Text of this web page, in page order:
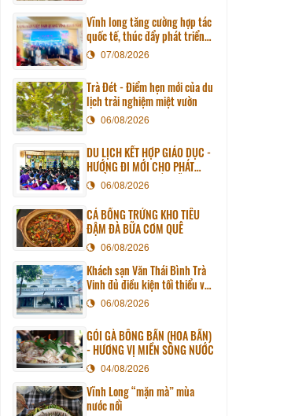
Vĩnh long tăng cường hợp tác
quốc tế, thúc đẩy phát triển
du lịch qua chương trình làm
việc với đoàn công tác huyện
Sunchang (Hàn quốc)
07/08/2026
Trà Đét - Điểm hẹn mới của du
lịch trải nghiệm miệt vườn
06/08/2026
DU LỊCH KẾT HỢP GIÁO DỤC -
HƯỚNG ĐI MỚI CHO PHÁT
TRIỂN DU LỊCH BỀN VỮNG
06/08/2026
CÁ BỐNG TRỨNG KHO TIÊU
ĐẬM ĐÀ BỮA CƠM QUÊ
06/08/2026
Khách sạn Văn Thái Bình Trà
Vinh đủ điều kiện tối thiểu về
cơ sở vật chất kỹ thuật và
dịch vụ của cơ sở lưu trú du
lịch
06/08/2026
GỎI GÀ BÔNG BẦN (HOA BẦN)
- HƯƠNG VỊ MIỀN SÔNG NƯỚC
04/08/2026
Vĩnh Long “mặn mà” mùa
nước nổi